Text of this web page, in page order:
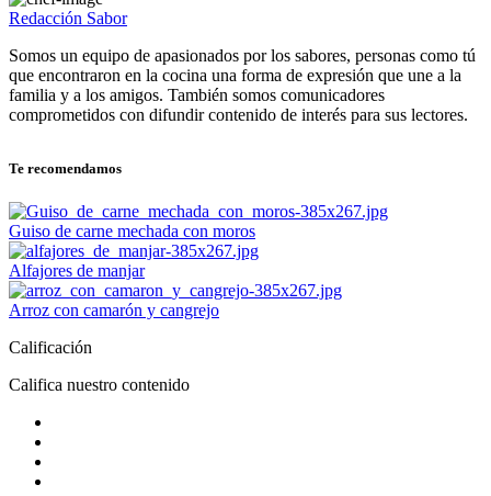
Redacción Sabor
Somos un equipo de apasionados por los sabores, personas como tú
que encontraron en la cocina una forma de expresión que une a la
familia y a los amigos. También somos comunicadores
comprometidos con difundir contenido de interés para sus lectores.
Te recomendamos
Guiso de carne mechada con moros
Alfajores de manjar
Arroz con camarón y cangrejo
Calificación
Califica nuestro contenido